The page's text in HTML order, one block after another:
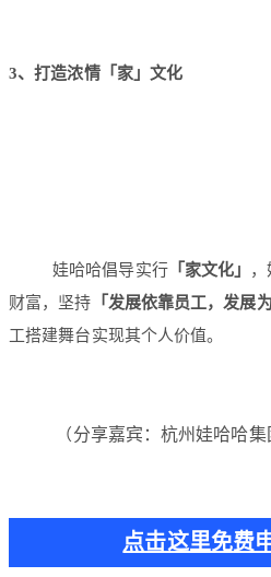
3、打造浓情「家」文化
娃哈哈倡导实行「家文化」
财富，坚持 「发展依靠员工，发展
工搭建舞台实现其个人价值。
（分享嘉宾：杭州娃哈哈
点击这里免费